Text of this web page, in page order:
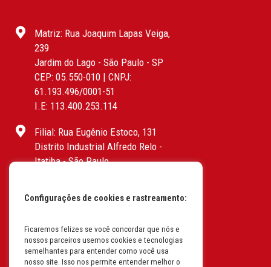
Matriz: Rua Joaquim Lapas Veiga,
239
Jardim do Lago - São Paulo - SP
CEP: 05.550-010 | CNPJ:
61.193.496/0001-51
I.E: 113.400.253.114
Filial: Rua Eugênio Estoco, 131
Distrito Industrial Alfredo Relo -
Itatiba - São Paulo
I.E: 382.096.357.1147
Filial: Av. Odila Chaves Rodrigues,
1277
Parque industrial RM - Condomínio
Configurações de cookies e rastreamento:
Ficaremos felizes se você concordar que nós e
nossos parceiros usemos cookies e tecnologias
semelhantes para entender como você usa
nosso site. Isso nos permite entender melhor o